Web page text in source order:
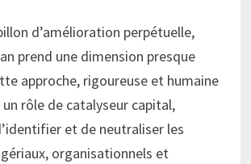
d’amélioration perpétuelle,
prend une dimension presque
approche, rigoureuse et humaine
rôle de catalyseur capital,
et de neutraliser les
organisationnels et